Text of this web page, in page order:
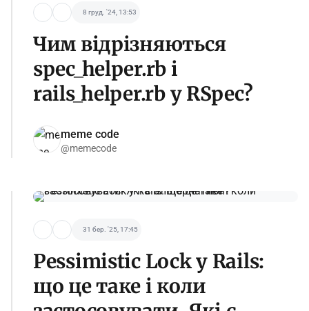
8 груд. '24, 13:53
Чим відрізняються
spec_helper.rb і
rails_helper.rb у RSpec?
meme code
@memecode
31 бер. '25, 17:45
Pessimistic Lock у Rails:
що це таке і коли